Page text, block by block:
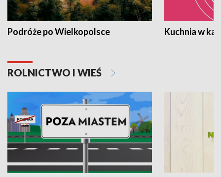
Podróże po Wielkopolsce Kuchnia w
ROLNICTWO I WIEŚ